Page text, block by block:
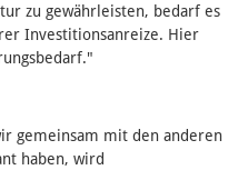
zu gewährleisten, bedarf es
Investitionsanreize. Hier
gemeinsam mit den anderen
haben, wird